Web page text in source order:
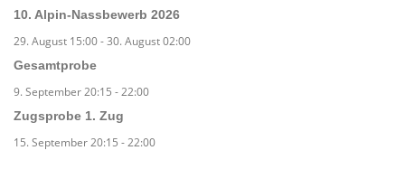
10. Alpin-Nassbewerb 2026
29. August 15:00-30. August 02:00
Gesamtprobe
9. September 20:15 -22:00
Zugsprobe 1. Zug
15. September 20:15 -22:00